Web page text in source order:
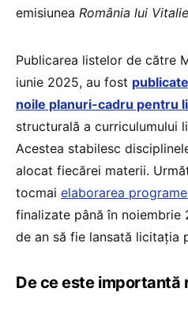
emisiunea România lui Vitalie
Publicarea listelor de către
iunie 2025, au fost
noile planuri-cadru pentru
structurală a curriculumului
Acestea stabilesc
alocat fiecărei materii.
tocmai elaborarea
finalizate până în noiembrie
de an să fie lansată licitația
De ce este importantă